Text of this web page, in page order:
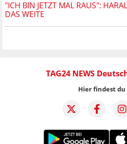
"ICH BIN JETZT MAL RAUS":
DAS WEITE
TAG24 NEWS
Hier findest du